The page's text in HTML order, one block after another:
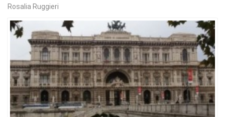
Rosalia Ruggieri